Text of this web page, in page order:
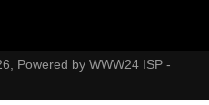
Powered byWWW24 ISP -